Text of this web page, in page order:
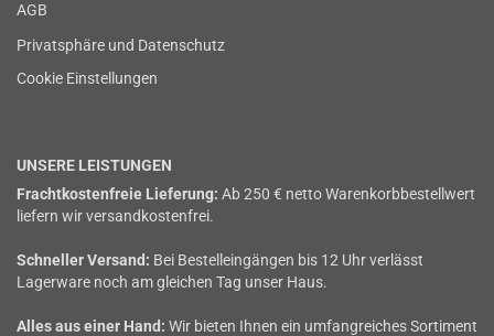
AGB
Privatsphäre und Datenschutz
Cookie Einstellungen
UNSERE LEISTUNGEN
Frachtkostenfreie Lieferung: Ab 250 € netto Warenkorbbestellwert
liefern wir versandkostenfrei.
Schneller Versand: Bei Bestelleingängen bis 12 Uhr verlässt
Lagerware noch am gleichen Tag unser Haus.
Alles aus einer Hand: Wir bieten Ihnen ein umfangreiches Sortiment